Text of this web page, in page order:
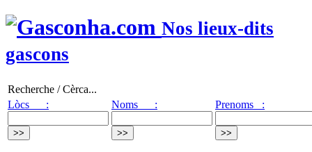
Nos lieux-dits
gascons
Recherche / Cèrca...
Lòcs :
Noms : Prenoms :